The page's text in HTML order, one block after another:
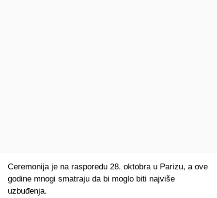
Ceremonija je na rasporedu 28. oktobra u Parizu, a ove
godine mnogi smatraju da bi moglo biti najviše
uzbuđenja.